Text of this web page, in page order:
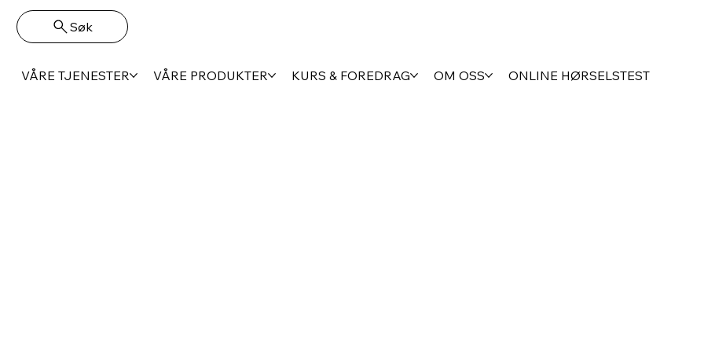
VÅRE TJENESTER VÅRE PRODUKTER KURS & FOREDRAG OM OSS ONLINE HØRSELSTEST
Søk